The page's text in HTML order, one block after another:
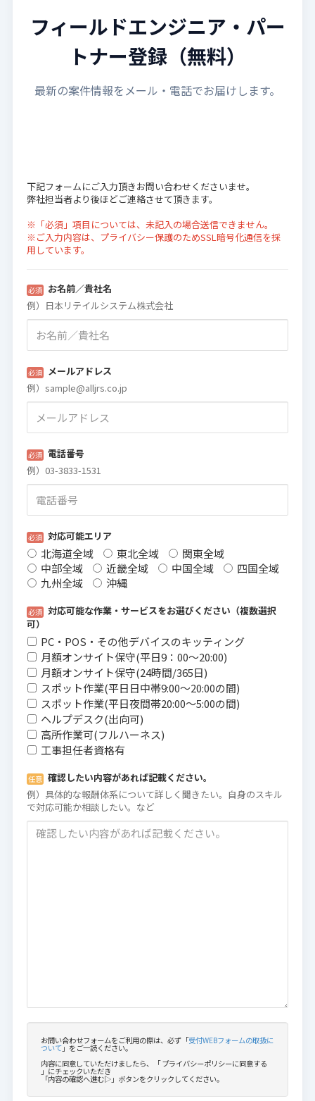
フィールドエンジニア・パー
トナー登録（無料）
最新の案件情報をメール・電話でお届けします。